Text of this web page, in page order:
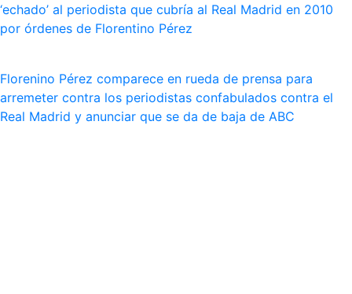
‘echado’ al periodista que cubría al Real Madrid en 2010
por órdenes de Florentino Pérez
Florenino Pérez comparece en rueda de prensa para
arremeter contra los periodistas confabulados contra el
Real Madrid y anunciar que se da de baja de ABC